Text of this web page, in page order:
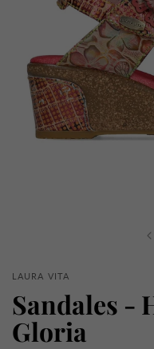
LAURA VITA
Sandales -
Gloria